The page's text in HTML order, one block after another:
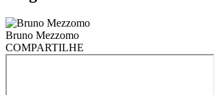
Bruno Mezzomo
COMPARTILHE